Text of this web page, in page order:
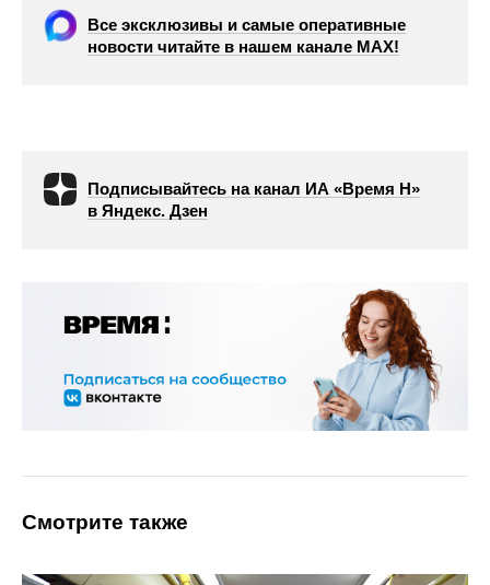
Все эксклюзивы и самые оперативные
новости читайте в нашем канале МАХ!
Подписывайтесь на канал ИА «Время Н»
в Яндекс. Дзен
Смотрите также